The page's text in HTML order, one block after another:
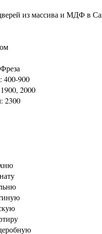
из массива и МДФ в
400-900
2000
2300